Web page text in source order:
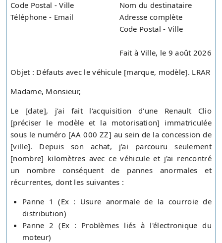
Code Postal - Ville
Téléphone - Email
Nom du destinataire
Adresse complète
Code Postal - Ville
Fait à Ville, le 9 août 2026
Objet : Défauts avec le véhicule [marque, modèle]. LRAR
Madame, Monsieur,
Le [date], j’ai fait l'acquisition d'une Renault Clio
[préciser le modèle et la motorisation] immatriculée
sous le numéro [AA 000 ZZ] au sein de la concession de
[ville]. Depuis son achat, j'ai parcouru seulement
[nombre] kilomètres avec ce véhicule et j'ai rencontré
un nombre conséquent de pannes anormales et
récurrentes, dont les suivantes :
Panne 1 (Ex : Usure anormale de la courroie de
distribution)
Panne 2 (Ex : Problèmes liés à l'électronique du
moteur)